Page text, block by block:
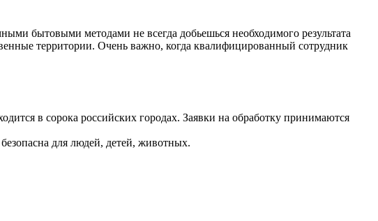
бытовыми методами не всегда добьешься необходимого результата
территории. Очень важно, когда квалифицированный сотрудник
в сорока российских городах. Заявки на обработку принимаются
для людей, детей, животных.